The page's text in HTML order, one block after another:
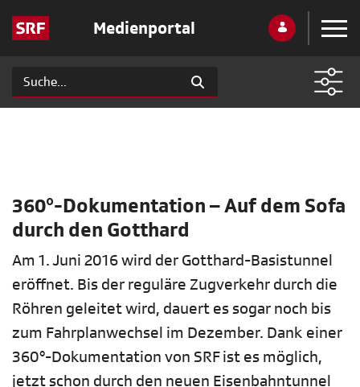
Medienportal
360°-Dokumentation – Auf dem Sofa
durch den Gotthard
Am 1. Juni 2016 wird der Gotthard-Basistunnel
eröffnet. Bis der reguläre Zugverkehr durch die
Röhren geleitet wird, dauert es sogar noch bis
zum Fahrplanwechsel im Dezember. Dank einer
360°-Dokumentation von SRF ist es möglich,
jetzt schon durch den neuen Eisenbahntunnel